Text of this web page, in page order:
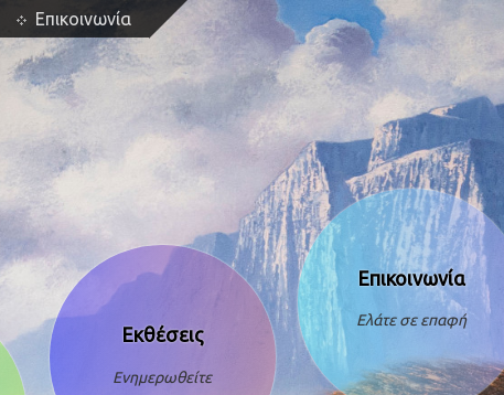
Επικοινωνία
Εκθέσεις
Ενημερωθείτε
Επικοινωνία
Ελάτε σε επαφή